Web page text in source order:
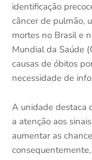
identificação
câncer de pulmão,
mortes no Brasil e
Mundial da Saúde
causas de óbitos
necessidade de
A unidade destaca
a atenção aos
aumentar as